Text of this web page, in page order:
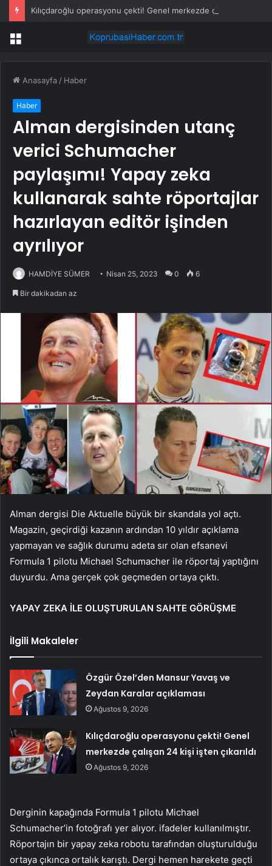
Menü
Anasayfa / Haber
Haber
Alman dergisinden utanç
verici Schumacher
paylaşımı! Yapay zeka
kullanarak sahte röportajlar
hazırlayan editör işinden
ayrılıyor
HAMDİYE SÜMER Nisan 25, 2023 0 6
Bir dakikadan az
Alman dergisi Die Aktuelle büyük bir skandala yol açtı.
Magazin, geçirdiği kazanın ardından 10 yıldır açıklama
yapmayan ve sağlık durumu adeta sır olan efsanevi
Formula 1 pilotu Michael Schumacher ile röportaj yaptığını
duyurdu. Ama gerçek çok geçmeden ortaya çıktı.
YAPAY ZEKA İLE OLUŞTURULAN SAHTE GÖRÜŞME
İlgili Makaleler
Özgür Özel’den Mansur Yavaş ve
Zeydan Karalar açıklaması
Ağustos 9, 2026
Kılıçdaroğlu operasyonu çekti! Genel
merkezde çalışan 24 kişi işten çıkarıldı
Ağustos 9, 2026
Derginin kapağında Formula 1 pilotu Michael
Schumacher’in fotoğrafı yer alıyor. ifadeler kullanılmıştır.
Röportajın bir yapay zeka robotu tarafından oluşturulduğu
ortaya çıkınca ortalık karıştı. Dergi hemen harekete geçti